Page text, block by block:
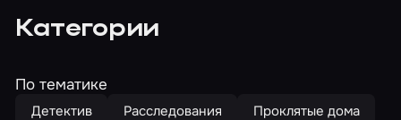
Категории
По тематике
Детектив Расследования
Проклятые дома